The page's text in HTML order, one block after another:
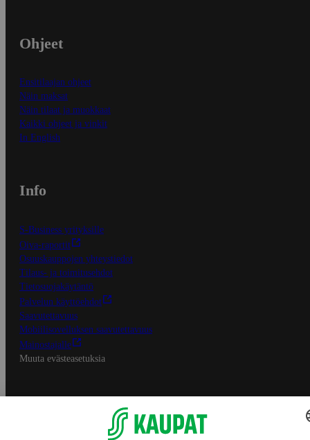
Ohjeet
Ensitilaajan ohjeet
Näin maksat
Näin tilaat ja muokkaat
Kaikki ohjeet ja vinkit
In English
Info
S-Business yrityksille
Oiva-raportit
Osuuskauppojen yhteystiedot
Tilaus- ja toimitusehdot
Tietosuojakäytäntö
Palvelun käyttöehdot
Saavutettavuus
Mobiilisovelluksen saavutettavuus
Mainostajalle
Muuta evästeasetuksia
S-ryhmän palvelut